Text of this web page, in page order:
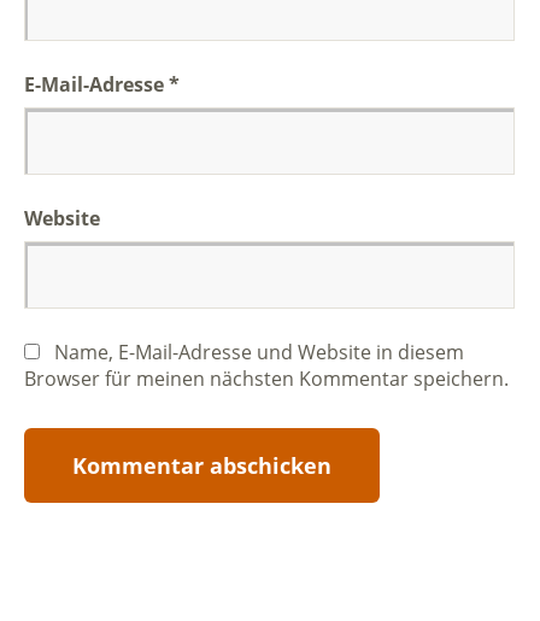
E-Mail-Adresse*
Website
Name, E-Mail-Adresse und Website in diesem
Browser für meinen nächsten Kommentar speichern.